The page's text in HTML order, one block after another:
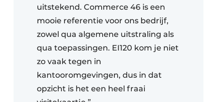
uitstekend. Commerce 46 is een
mooie referentie voor ons bedrijf,
zowel qua algemene uitstraling als
qua toepassingen. EI120 kom je niet
zo vaak tegen in
kantooromgevingen, dus in dat
opzicht is het een heel fraai